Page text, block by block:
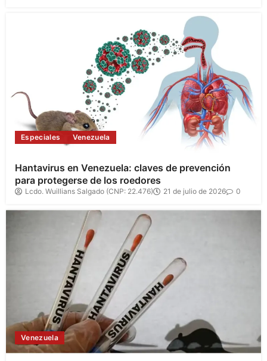
Especiales Venezuela
Hantavirus en Venezuela: claves de prevención
para protegerse de los roedores
Lcdo. Wuillians Salgado (CNP: 22.476) 21 de julio de 2026 0
Venezuela